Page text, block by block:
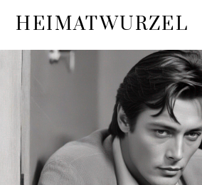
content
HEIMATWURZEL